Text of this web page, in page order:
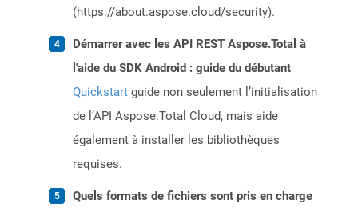
(https://about.aspose.cloud/security).
Démarrer avec les API REST Aspose.Total à
l'aide du SDK Android : guide du débutant
Quickstart guide non seulement l’initialisation
de l’API Aspose.Total Cloud, mais aide
également à installer les bibliothèques
requises.
Quels formats de fichiers sont pris en charge